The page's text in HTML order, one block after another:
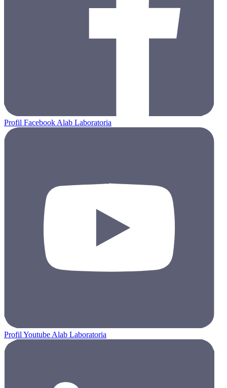
Profil Facebook Alab Laboratoria
Profil Youtube Alab Laboratoria